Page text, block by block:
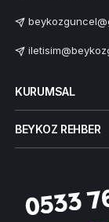
KURUMSAL
BEYKOZ REHBER